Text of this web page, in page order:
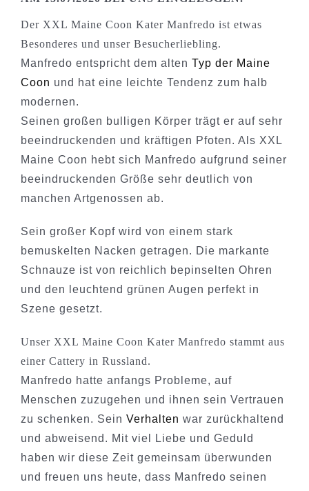
Der XXL Maine Coon Kater Manfredo ist etwas
Besonderes und unser Besucherliebling.
Manfredo entspricht dem alten Typ der Maine
Coon und hat eine leichte Tendenz zum halb
modernen.
Seinen großen bulligen Körper trägt er auf sehr
beeindruckenden und kräftigen Pfoten. Als XXL
Maine Coon hebt sich Manfredo aufgrund seiner
beeindruckenden Größe sehr deutlich von
manchen Artgenossen ab.
Sein großer Kopf wird von einem stark
bemuskelten Nacken getragen. Die markante
Schnauze ist von reichlich bepinselten Ohren
und den leuchtend grünen Augen perfekt in
Szene gesetzt.
Unser XXL Maine Coon Kater Manfredo stammt aus
einer Cattery in Russland.
Manfredo hatte anfangs Probleme, auf
Menschen zuzugehen und ihnen sein Vertrauen
zu schenken. Sein Verhalten war zurückhaltend
und abweisend. Mit viel Liebe und Geduld
haben wir diese Zeit gemeinsam überwunden
und freuen uns heute, dass Manfredo seinen